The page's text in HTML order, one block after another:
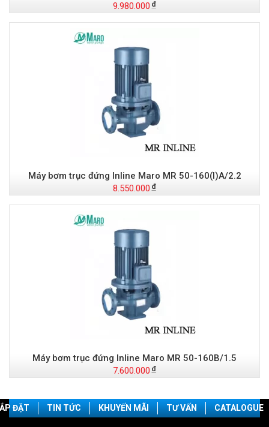
9.980.000
Máy bơm trục đứng Inline Maro MR 50-160(I)A/2.2
8.550.000
Máy bơm trục đứng Inline Maro MR 50-160B/1.5
7.600.000
ĐẶT TIN TỨC KHUYẾN MÃI TƯ VẤN CATALOGUE